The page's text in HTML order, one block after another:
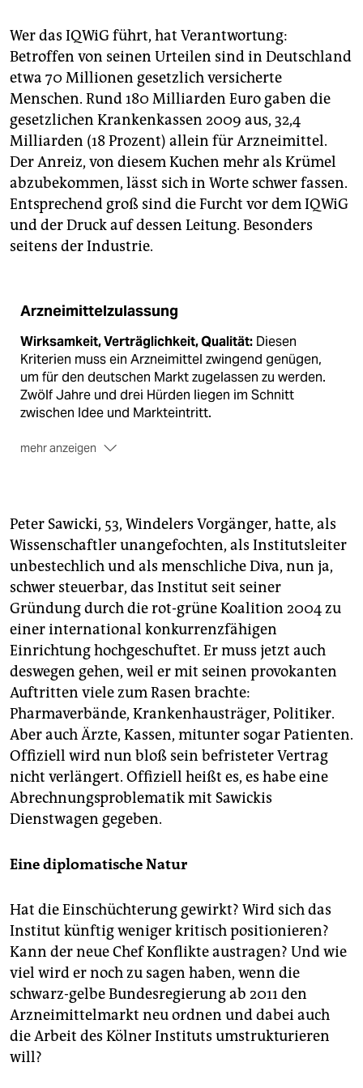
Wer das IQWiG führt, hat Verantwortung:
Betroffen von seinen Urteilen sind in Deutschland
etwa 70 Millionen gesetzlich versicherte
Menschen. Rund 180 Milliarden Euro gaben die
gesetzlichen Krankenkassen 2009 aus, 32,4
Milliarden (18 Prozent) allein für Arzneimittel.
Der Anreiz, von diesem Kuchen mehr als Krümel
abzubekommen, lässt sich in Worte schwer fassen.
Entsprechend groß sind die Furcht vor dem IQWiG
und der Druck auf dessen Leitung. Besonders
seitens der Industrie.
Arzneimittelzulassung
Wirksamkeit, Verträglichkeit, Qualität: Diesen
Kriterien muss ein Arzneimittel zwingend genügen,
um für den deutschen Markt zugelassen zu werden.
Zwölf Jahre und drei Hürden liegen im Schnitt
zwischen Idee und Markteintritt.
mehr anzeigen
bekämpfen, für Patienten aber nervenschädlich oder
krebserregend sein könnten. Art und Durchführung
unterliegen europäischen Gesetzen.
2. Klinische Tests: Substanzen, die die erste Hürde
genommen haben, werden an Menschen getestet.
Erst an wenigen Gesunden (etwa 80 Menschen), dann
an wenigen Kranken (100 bis 500), zuletzt an vielen
Kranken (mehrere tausend). Der Hersteller bezahlt und
führt die Tests durch, in Zusammenarbeit mit Kliniken.
Genehmigungen hierfür geben das Paul-Ehrlich-
Institut (Impfstoffe, Antikörperpräparate, Allergene)
oder das Bundesinstitut für Arzneimittel und
Medizinprodukte (restliche Arzneimittel).
3. Zulassung:Der Hersteller reicht ein Dossier
(500.000 Seiten stark) mit sämtlichen Studien und
Ergebnissen bei der European Medicine Agency
(EMA) in London ein. Endet die EMA-Prüfung nach
Europäische Kommission drei Monate später ein
darf verkauft werden.
Kosten:Pharmahersteller beziffern ihre
Entwicklungskosten pro Medikament auf 400
Millionen US-Dollar beziehungsweise 800 Millionen
US-Dollar (inkl. Kapitalisierungskosten).
Peter Sawicki, 53, Windelers Vorgänger, hatte, als
Wissenschaftler unangefochten, als Institutsleiter
unbestechlich und als menschliche Diva, nun ja,
schwer steuerbar, das Institut seit seiner
Gründung durch die rot-grüne Koalition 2004 zu
einer international konkurrenzfähigen
Einrichtung hochgeschuftet. Er muss jetzt auch
deswegen gehen, weil er mit seinen provokanten
Auftritten viele zum Rasen brachte:
Pharmaverbände, Krankenhausträger, Politiker.
Aber auch Ärzte, Kassen, mitunter sogar Patienten.
Offiziell wird nun bloß sein befristeter Vertrag
nicht verlängert. Offiziell heißt es, es habe eine
Abrechnungsproblematik mit Sawickis
Dienstwagen gegeben.
Eine diplomatische Natur
Hat die Einschüchterung gewirkt? Wird sich das
Institut künftig weniger kritisch positionieren?
Kann der neue Chef Konflikte austragen? Und wie
viel wird er noch zu sagen haben, wenn die
schwarz-gelbe Bundesregierung ab 2011 den
Arzneimittelmarkt neu ordnen und dabei auch
die Arbeit des Kölner Instituts umstrukturieren
will?